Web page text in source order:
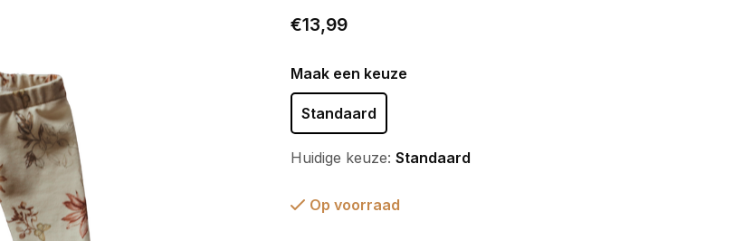
€13,99
Maak een keuze
Standaard
Huidige keuze: Standaard
Op voorraad